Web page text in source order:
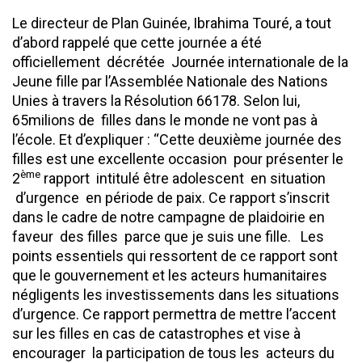
Le directeur de Plan Guinée, Ibrahima Touré, a tout
d’abord rappelé que cette journée a été
officiellement décrétée Journée internationale de la
Jeune fille par l’Assemblée Nationale des Nations
Unies à travers la Résolution 66178. Selon lui,
65milions de filles dans le monde ne vont pas à
l’école. Et d’expliquer : ‘‘Cette deuxième journée des
filles est une excellente occasion pour présenter le
2ème rapport intitulé être adolescent en situation
d’urgence en période de paix. Ce rapport s’inscrit
dans le cadre de notre campagne de plaidoirie en
faveur des filles parce que je suis une fille. Les
points essentiels qui ressortent de ce rapport sont
que le gouvernement et les acteurs humanitaires
négligents les investissements dans les situations
d’urgence. Ce rapport permettra de mettre l’accent
sur les filles en cas de catastrophes et vise à
encourager la participation de tous les acteurs du